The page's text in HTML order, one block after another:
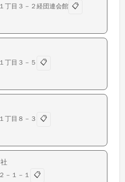
１丁目３－２経団連会館 📋
１丁目３－５
📋
１丁目８－３
📋
２－１－１
📋